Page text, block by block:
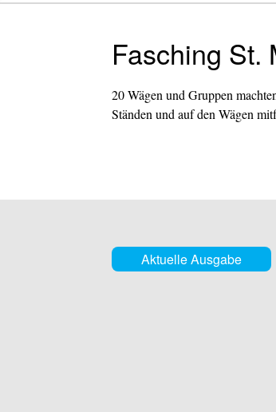
Fasching St.
20 Wägen und Gruppen
Ständen und auf den Wägen
Aktuelle Ausgabe